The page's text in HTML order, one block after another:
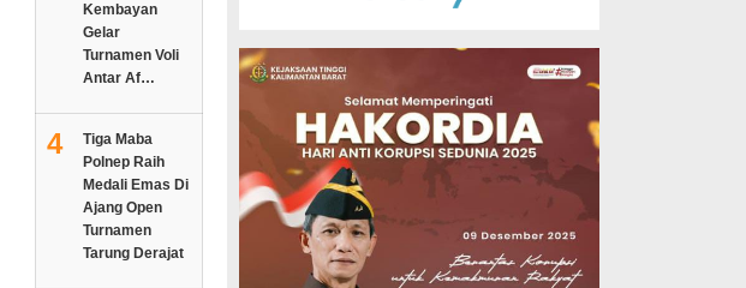
Kembayan
Gelar
Turnamen Voli
Antar Af…
4
Tiga Maba
Polnep Raih
Medali Emas Di
Ajang Open
Turnamen
Tarung Derajat